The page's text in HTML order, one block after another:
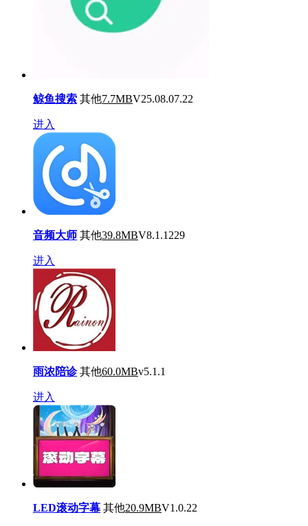
鲸鱼搜索 其他7.7MBV25.08.07.22
进入
音频大师 其他39.8MBV8.1.1229
进入
雨浓陪诊 其他60.0MBv5.1.1
进入
LED滚动字幕 其他20.9MBV1.0.22